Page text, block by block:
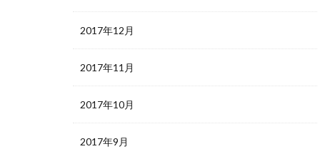
2017年12月
2017年11月
2017年10月
2017年9月